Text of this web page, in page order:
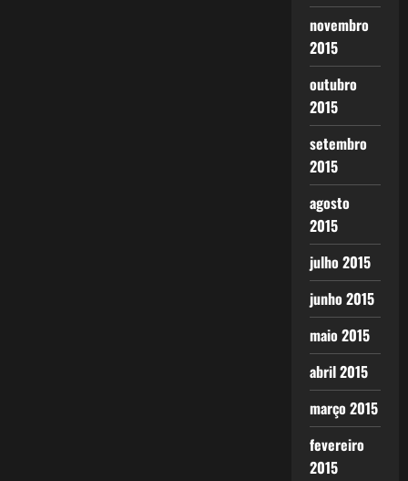
novembro
2015
outubro
2015
setembro
2015
agosto
2015
julho 2015
junho 2015
maio 2015
abril 2015
março 2015
fevereiro
2015